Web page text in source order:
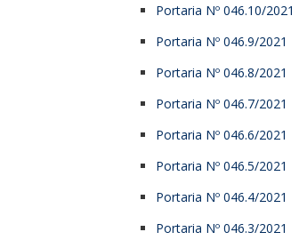
Portaria Nº 046.10/2021
Portaria Nº 046.9/2021
Portaria Nº 046.8/2021
Portaria Nº 046.7/2021
Portaria Nº 046.6/2021
Portaria Nº 046.5/2021
Portaria Nº 046.4/2021
Portaria Nº 046.3/2021